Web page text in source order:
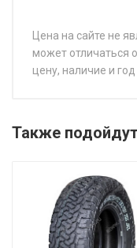
Цена на сайте не
может отличаться
цену, наличие и
Predator New
Predator New
Predator New
Также подойдут